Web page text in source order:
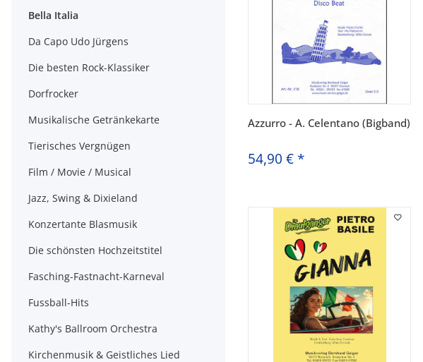
Azzurro - A. Celentano (Bigband)
54,90 € *
Bella Italia
Da Capo Udo Jürgens
Die besten Rock-Klassiker
Dorfrocker
Musikalische Getränkekarte
Tierisches Vergnügen
Film / Movie / Musical
Jazz, Swing & Dixieland
Konzertante Blasmusik
Die schönsten Hochzeitstitel
Fasching-Fastnacht-Karneval
Fussball-Hits
Kathy's Ballroom Orchestra
Kirchenmusik & Geistliches Lied